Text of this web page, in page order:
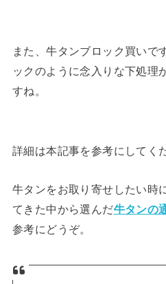
また、牛タンブロック買いで
ックのように念入りな下処理
すね。
詳細は本記事を参考にしてく
牛タンをお取り寄せしたい時
てきた中から選んだ牛タンの
参考にどうぞ。